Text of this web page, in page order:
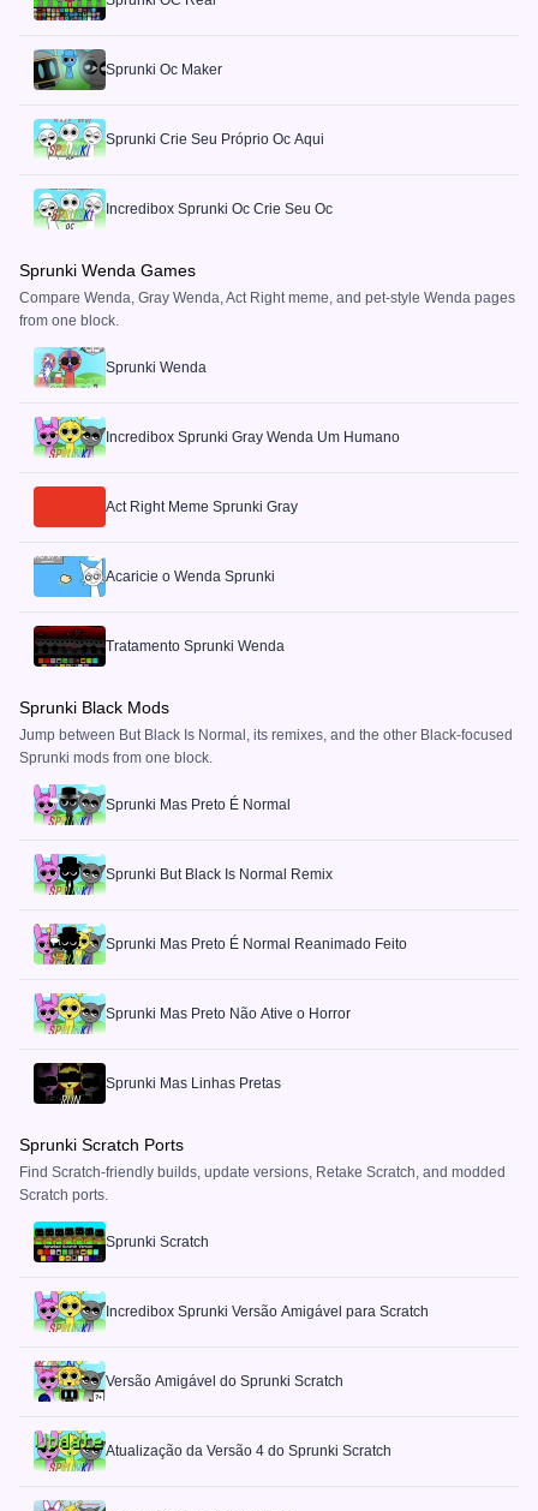
Sprunki Oc Maker
Sprunki Crie Seu Próprio Oc Aqui
Incredibox Sprunki Oc Crie Seu Oc
Sprunki Wenda Games
Compare Wenda, Gray Wenda, Act Right meme, and pet-style Wenda pages
from one block.
Sprunki Wenda
Incredibox Sprunki Gray Wenda Um Humano
Act Right Meme Sprunki Gray
Acaricie o Wenda Sprunki
Tratamento Sprunki Wenda
Sprunki Black Mods
Jump between But Black Is Normal, its remixes, and the other Black-focused
Sprunki mods from one block.
Sprunki Mas Preto É Normal
Sprunki But Black Is Normal Remix
Sprunki Mas Preto É Normal Reanimado Feito
Sprunki Mas Preto Não Ative o Horror
Sprunki Mas Linhas Pretas
Sprunki Scratch Ports
Find Scratch-friendly builds, update versions, Retake Scratch, and modded
Scratch ports.
Sprunki Scratch
Incredibox Sprunki Versão Amigável para Scratch
Versão Amigável do Sprunki Scratch
Atualização da Versão 4 do Sprunki Scratch